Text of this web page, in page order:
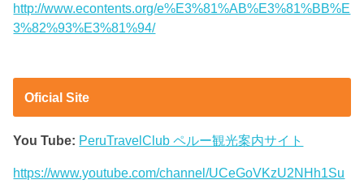
http://www.econtents.org/e%E3%81%AB%E3%81%BB%E
3%82%93%E3%81%94/
Oficial Site
You Tube: PeruTravelClub ペルー観光案内サイト
https://www.youtube.com/channel/UCeGoVKzU2NHh1Su